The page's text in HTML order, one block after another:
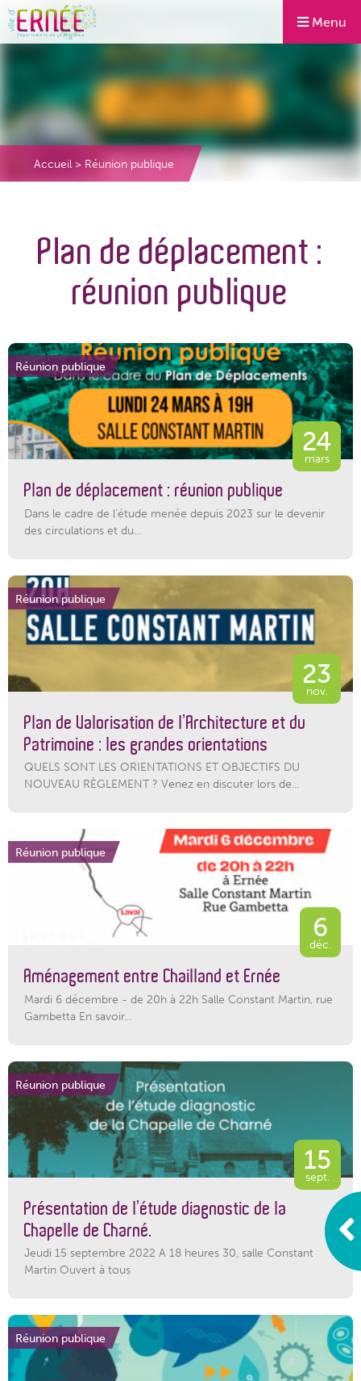
Menu
Accueil > Réunion publique
Plan de déplacement :
réunion publique
Réunion publique
24
mars
Plan de déplacement : réunion publique
Dans le cadre de l’étude menée depuis 2023 sur le devenir
des circulations et du...
Réunion publique
23
nov.
Plan de Valorisation de l’Architecture et du
Patrimoine : les grandes orientations
QUELS SONT LES ORIENTATIONS ET OBJECTIFS DU
NOUVEAU RÈGLEMENT ? Venez en discuter lors de...
Réunion publique
6
déc.
Aménagement entre Chailland et Ernée
Mardi 6 décembre - de 20h à 22h Salle Constant Martin, rue
Gambetta En savoir...
Réunion publique
15
sept.
Présentation de l’étude diagnostic de la
Chapelle de Charné.
Jeudi 15 septembre 2022 A 18 heures 30, salle Constant
Martin Ouvert à tous
Réunion publique